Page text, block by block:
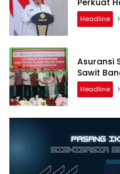
Perkuat
Headline
Asuransi
Sawit
Headline